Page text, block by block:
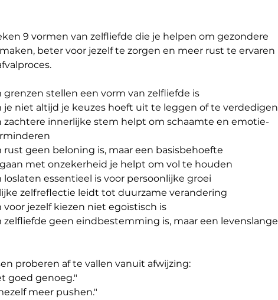
9 vormen van zelfliefde die je helpen om gezondere
beter voor jezelf te zorgen en meer rust te ervaren
grenzen stellen een vorm van zelfliefde is
je niet altijd je keuzes hoeft uit te leggen of te verdedigen
zachtere innerlijke stem helpt om schaamte en emotie-
rust geen beloning is, maar een basisbehoefte
met onzekerheid je helpt om vol te houden
loslaten essentieel is voor persoonlijke groei
zelfreflectie leidt tot duurzame verandering
voor jezelf kiezen niet egoïstisch is
zelfliefde geen eindbestemming is, maar een levenslange
proberen af te vallen vanuit afwijzing:
goed genoeg."
meer pushen."